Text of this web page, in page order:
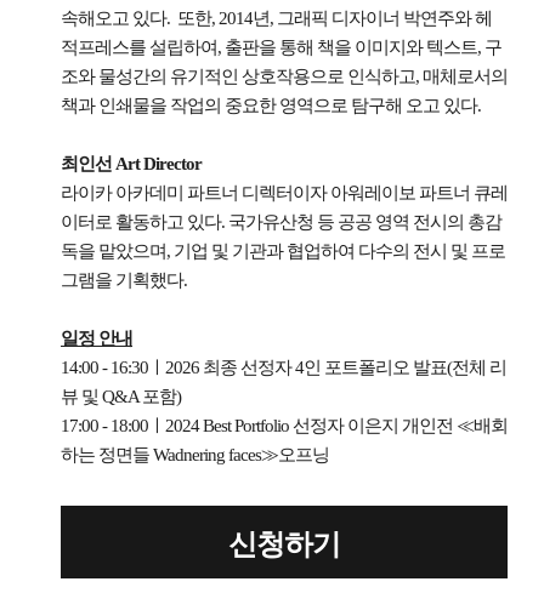
속해오고 있다. 또한, 2014년, 그래픽 디자이너 박연주와 헤
적프레스를 설립하여, 출판을 통해 책을 이미지와 텍스트, 구
조와 물성간의 유기적인 상호작용으로 인식하고, 매체로서의
책과 인쇄물을 작업의 중요한 영역으로 탐구해 오고 있다.
최인선 Art Director
라이카 아카데미 파트너 디렉터이자 아워레이보 파트너 큐레
이터로 활동하고 있다. 국가유산청 등 공공 영역 전시의 총감
독을 맡았으며, 기업 및 기관과 협업하여 다수의 전시 및 프로
그램을 기획했다.
일정 안내
14:00 - 16:30ㅣ2026 최종 선정자 4인 포트폴리오 발표(전체 리
뷰 및 Q&A 포함)
17:00 - 18:00ㅣ2024 Best Portfolio 선정자 이은지 개인전 ≪배회
하는 정면들 Wadnering faces≫오프닝
신청하기